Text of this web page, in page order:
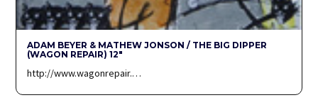
ADAM BEYER & MATHEW JONSON / THE BIG DIPPER
(WAGON REPAIR) 12″
http://www.wagonrepair.…